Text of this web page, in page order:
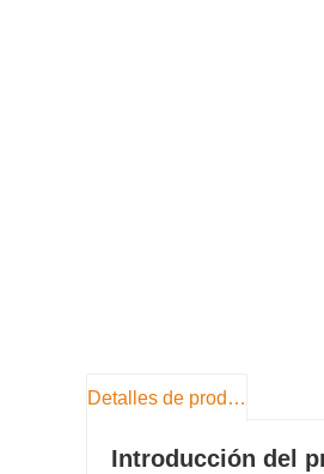
Detalles de producto
Introducción del